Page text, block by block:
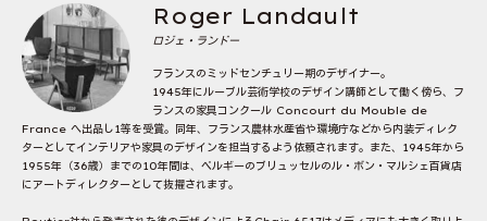
Roger Landault
ロジェ・ランドー
フランスのミッドセンチュリー期のデザイナー。
1945年にルーブル芸術学校のデザイン講師として働く傍ら、フ
ランスの家具コンクール Concourt du Mouble de
France へ出品し1等を受賞。同年、フランス農林水産省や環境庁などから内装ディレク
ターとしてインテリアや家具のデザインを担当するよう依頼されます。また、1945年から
1955年（36歳）までの10年間は、ベルギーのブリュッセルのル・ボン・マルシェ百貨店
にアートディレクターとして抜擢されます。